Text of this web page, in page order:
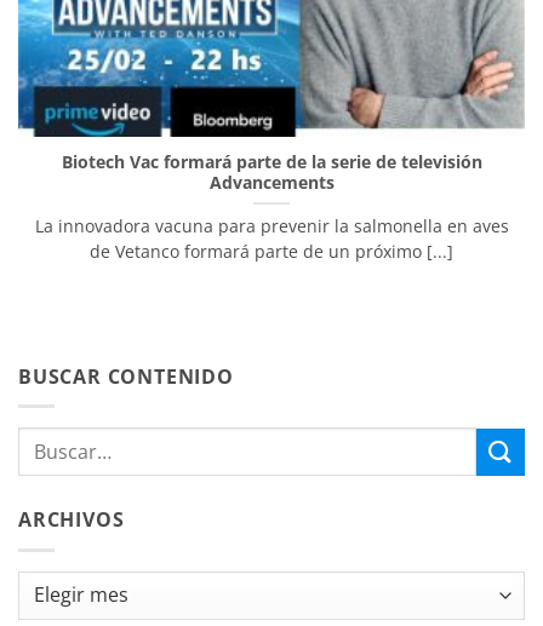
Biotech Vac formará parte de la serie de televisión
Advancements
La innovadora vacuna para prevenir la salmonella en aves
de Vetanco formará parte de un próximo [...]
BUSCAR CONTENIDO
ARCHIVOS
Archivos